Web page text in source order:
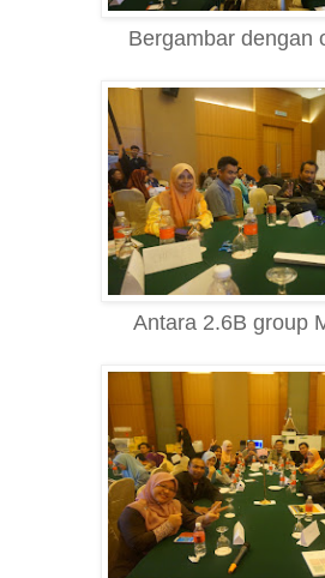
Bergambar dengan
Antara 2.6B group